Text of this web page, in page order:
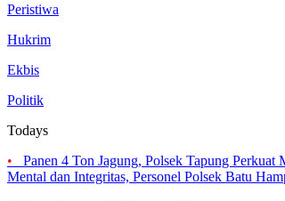
Peristiwa
Hukrim
Ekbis
Politik
Todays
•
Panen 4 Ton Jagung, Polsek Tapung Perkuat
Mental dan Integritas, Personel Polsek Batu